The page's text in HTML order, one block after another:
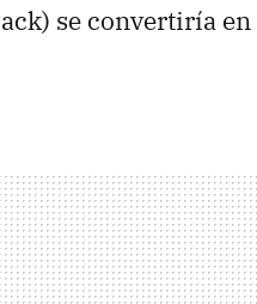
se convertiría